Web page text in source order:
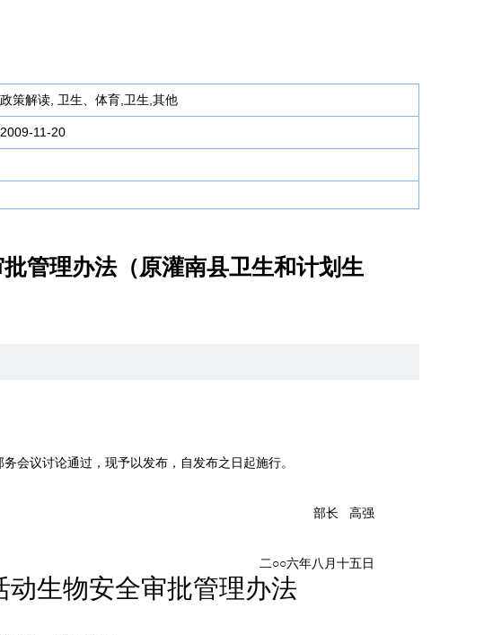
政策解读, 卫生、体育,卫生,其他
2009-11-20
管理办法（原灌南县卫生和计划生
会议讨论通过，现予以发布，自发布之日起施行。
部长 高强
二○○六年八月十五日
生物安全审批管理办法